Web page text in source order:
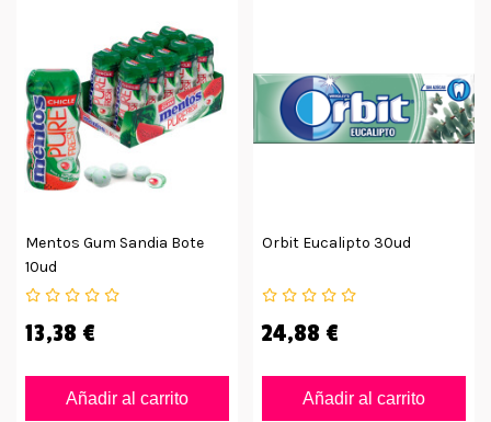
Mentos Gum Sandia Bote
10ud
13,38 €
Añadir al carrito
Orbit Eucalipto 30ud
24,88 €
Añadir al carrito